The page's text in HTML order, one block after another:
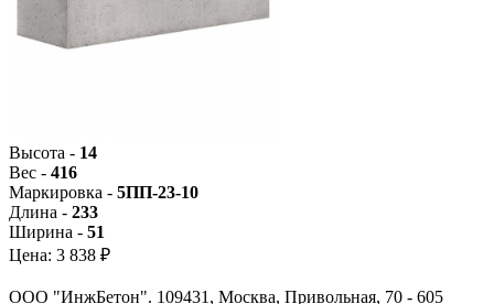
Высота - 14
Вес - 416
Маркировка - 5ПП-23-10
Длина - 233
Ширина - 51
Цена: 3 838 ₽
ООО "ИнжБетон". 109431, Москва, Привольная, 70 - 605